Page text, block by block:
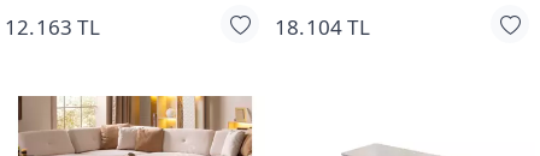
12.163 TL 18.104 TL